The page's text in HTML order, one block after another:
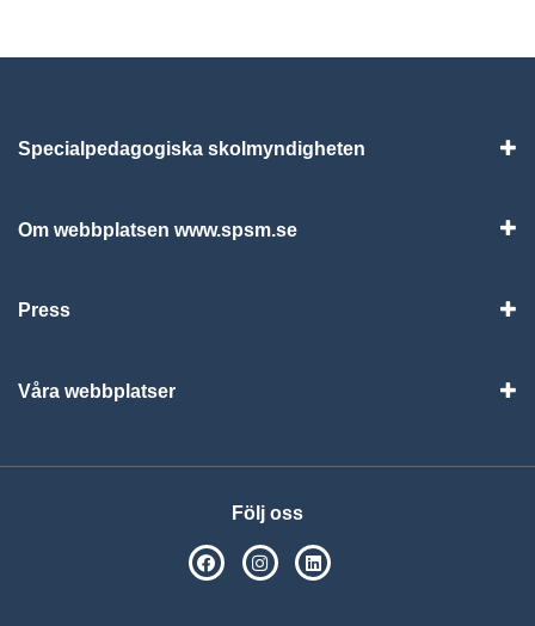
Specialpedagogiska skolmyndigheten
Om webbplatsen www.spsm.se
Press
Våra webbplatser
Följ oss
SPSM på Facebook
SPSM på Instagram